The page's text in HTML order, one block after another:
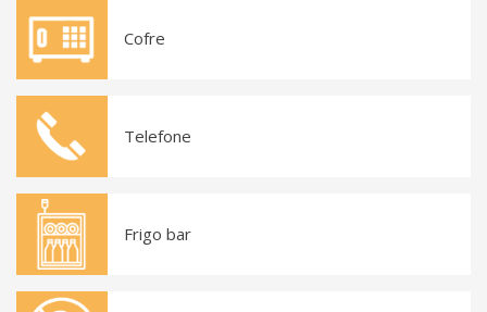
Cofre
Telefone
Frigo bar